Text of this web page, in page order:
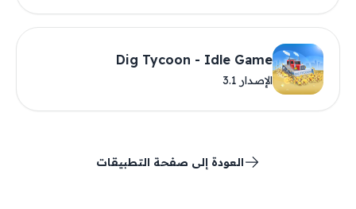
Dig Tycoon - Idle Game
الإصدار 3.1
العودة إلى صفحة التطبيقات